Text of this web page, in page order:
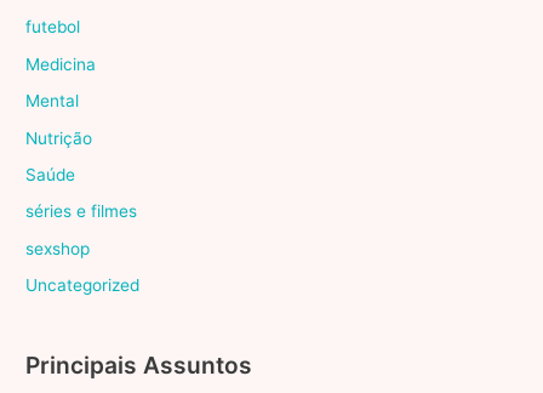
futebol
Medicina
Mental
Nutrição
Saúde
séries e filmes
sexshop
Uncategorized
Principais Assuntos